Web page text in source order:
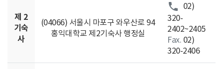
제 2
기숙
사
(04066) 서울시 마포구 와우산로 94
홍익대학교 제2기숙사 행정실
call
02)
320-
2402~2405
Fax. 02)
320-2406